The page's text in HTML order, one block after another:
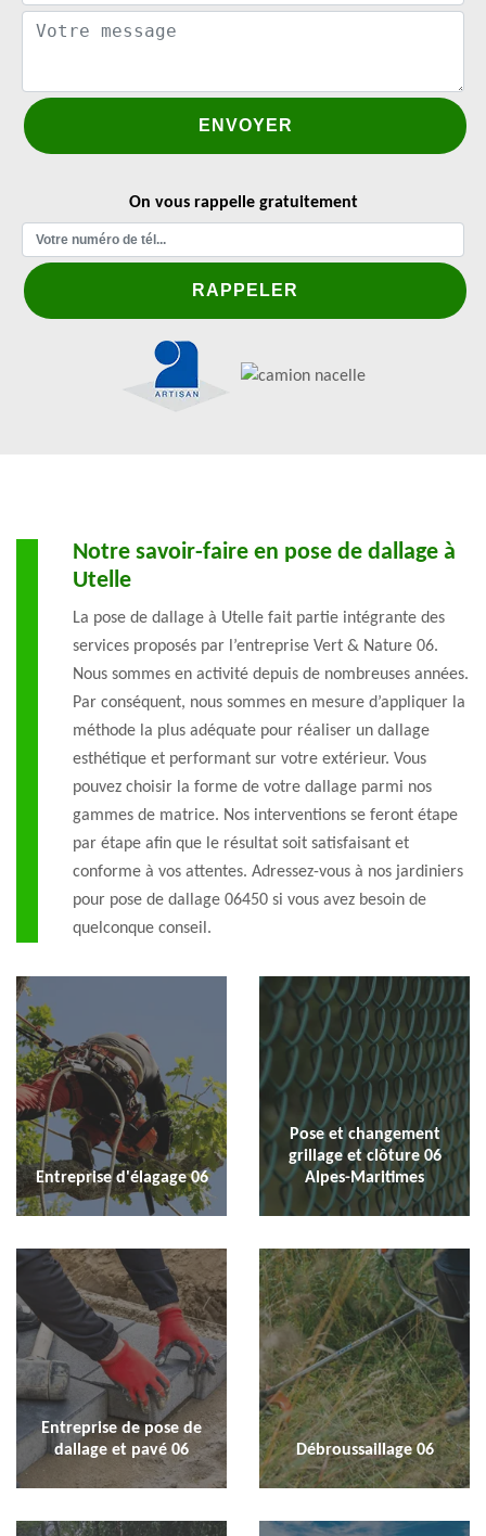
On vous rappelle gratuitement
Notre savoir-faire en pose de dallage à
Utelle
La pose de dallage à Utelle fait partie intégrante des
services proposés par l’entreprise Vert & Nature 06.
Nous sommes en activité depuis de nombreuses années.
Par conséquent, nous sommes en mesure d’appliquer la
méthode la plus adéquate pour réaliser un dallage
esthétique et performant sur votre extérieur. Vous
pouvez choisir la forme de votre dallage parmi nos
gammes de matrice. Nos interventions se feront étape
par étape afin que le résultat soit satisfaisant et
conforme à vos attentes. Adressez-vous à nos jardiniers
pour pose de dallage 06450 si vous avez besoin de
quelconque conseil.
Entreprise d'élagage 06
Pose et changement
grillage et clôture 06
Alpes-Maritimes
Entreprise de pose de
dallage et pavé 06
Débroussaillage 06